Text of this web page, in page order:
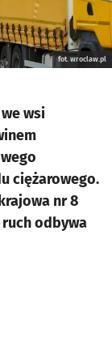
fot. wroclaw.pl
wsi
ciężarowego.
nr 8
ruch odbywa